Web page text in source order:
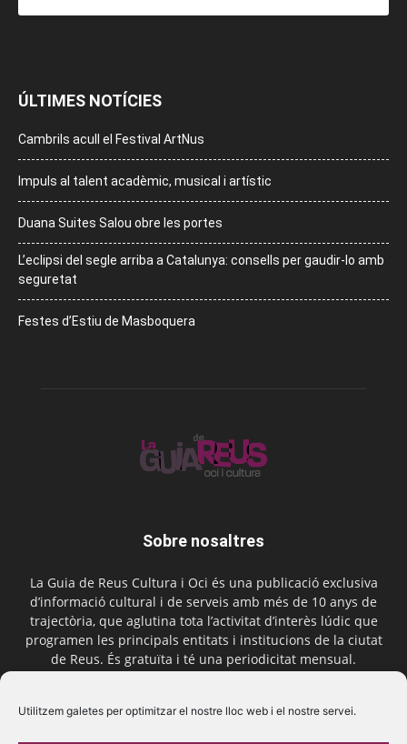
Utilitzem galetes per optimitzar el nostre lloc web i el nostre servei.
ÚLTIMES NOTÍCIES
Cambrils acull el Festival ArtNus
Impuls al talent acadèmic, musical i artístic
Duana Suites Salou obre les portes
L’eclipsi del segle arriba a Catalunya: consells per gaudir-lo amb
seguretat
Festes d’Estiu de Masboquera
Sobre nosaltres
La Guia de Reus Cultura i Oci és una publicació exclusiva
d’informació cultural i de serveis amb més de 10 anys de
trajectòria, que aglutina tota l’activitat d’interès lúdic que
programen les principals entitats i institucions de la ciutat
de Reus. És gratuïta i té una periodicitat mensual.